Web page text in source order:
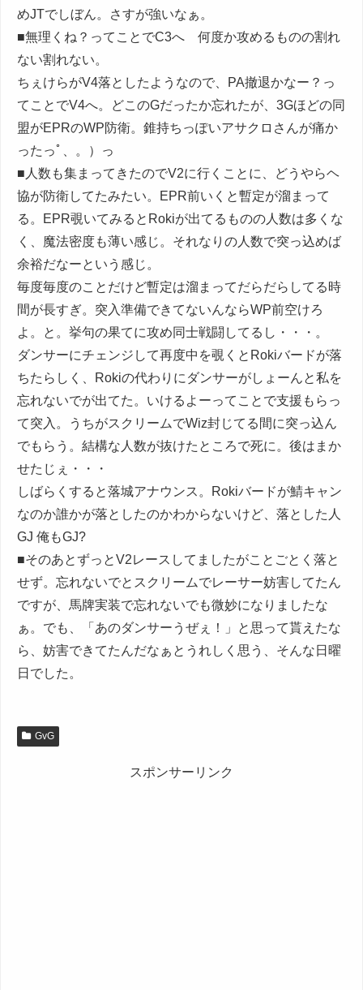
めJTでしぼん。さすが強いなぁ。
■無理くね？ってことでC3へ 何度か攻めるものの割れ
ない割れない。
ちぇけらがV4落としたようなので、PA撤退かなー？っ
てことでV4へ。どこのGだったか忘れたが、3Gほどの同
盟がEPRのWP防衛。錐持ちっぽいアサクロさんが痛か
ったっﾟ、。）っ
■人数も集まってきたのでV2に行くことに、どうやらヘ
協が防衛してたみたい。EPR前いくと暫定が溜まって
る。EPR覗いてみるとRokiが出てるものの人数は多くな
く、魔法密度も薄い感じ。それなりの人数で突っ込めば
余裕だなーという感じ。
毎度毎度のことだけど暫定は溜まってだらだらしてる時
間が長すぎ。突入準備できてないんならWP前空けろ
よ。と。挙句の果てに攻め同士戦闘してるし・・・。
ダンサーにチェンジして再度中を覗くとRokiバードが落
ちたらしく、Rokiの代わりにダンサーがしょーんと私を
忘れないでが出てた。いけるよーってことで支援もらっ
て突入。うちがスクリームでWiz封じてる間に突っ込ん
でもらう。結構な人数が抜けたところで死に。後はまか
せたじぇ・・・
しばらくすると落城アナウンス。Rokiバードが鯖キャン
なのか誰かが落としたのかわからないけど、落とした人
GJ 俺もGJ?
■そのあとずっとV2レースしてましたがことごとく落と
せず。忘れないでとスクリームでレーサー妨害してたん
ですが、馬牌実装で忘れないでも微妙になりましたな
ぁ。でも、「あのダンサーうぜぇ！」と思って貰えたな
ら、妨害できてたんだなぁとうれしく思う、そんな日曜
日でした。
GvG
スポンサーリンク